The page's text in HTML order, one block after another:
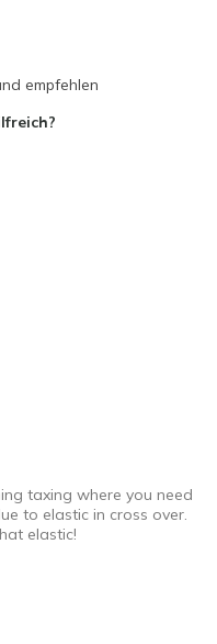
too small
empfehlen
taxing where you need
to elastic in cross over.
elastic!